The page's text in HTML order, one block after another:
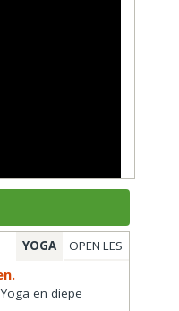
OPEN LES
YOGA
en diepe